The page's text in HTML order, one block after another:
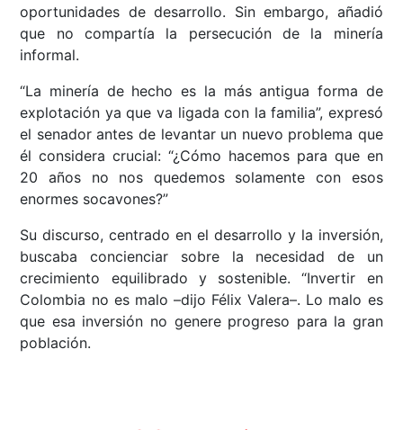
oportunidades de desarrollo. Sin embargo, añadió
que no compartía la persecución de la minería
informal.
“La minería de hecho es la más antigua forma de
explotación ya que va ligada con la familia”, expresó
el senador antes de levantar un nuevo problema que
él considera crucial: “¿Cómo hacemos para que en
20 años no nos quedemos solamente con esos
enormes socavones?”
Su discurso, centrado en el desarrollo y la inversión,
buscaba concienciar sobre la necesidad de un
crecimiento equilibrado y sostenible. “Invertir en
Colombia no es malo –dijo Félix Valera–. Lo malo es
que esa inversión no genere progreso para la gran
población.